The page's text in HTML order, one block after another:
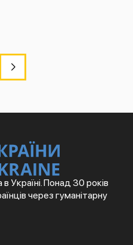
Україні. Понад 30 років
через гуманітарну